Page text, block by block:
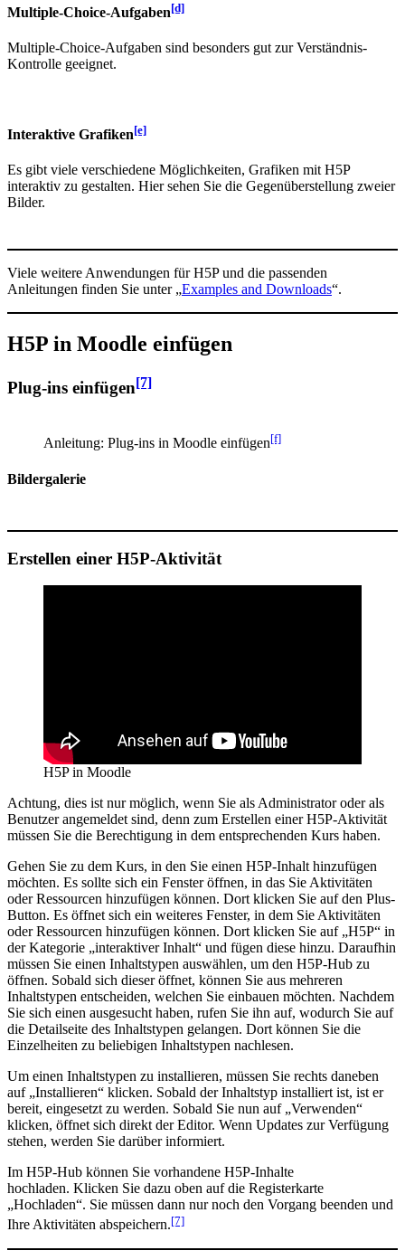
Multiple-Choice-Aufgaben[d]
Multiple-Choice-Aufgaben sind besonders gut zur Verständnis-
Kontrolle geeignet.
Interaktive Grafiken[e]
Es gibt viele verschiedene Möglichkeiten, Grafiken mit H5P
interaktiv zu gestalten. Hier sehen Sie die Gegenüberstellung zweier
Bilder.
Viele weitere Anwendungen für H5P und die passenden
Anleitungen finden Sie unter „Examples and Downloads“.
H5P in Moodle einfügen
Plug-ins einfügen[7]
Anleitung: Plug-ins in Moodle einfügen[f]
Bildergalerie
Erstellen einer H5P-Aktivität
H5P in Moodle
Achtung, dies ist nur möglich, wenn Sie als Administrator oder als
Benutzer angemeldet sind, denn zum Erstellen einer H5P-Aktivität
müssen Sie die Berechtigung in dem entsprechenden Kurs haben.
Gehen Sie zu dem Kurs, in den Sie einen H5P-Inhalt hinzufügen
möchten. Es sollte sich ein Fenster öffnen, in das Sie Aktivitäten
oder Ressourcen hinzufügen können. Dort klicken Sie auf den Plus-
Button. Es öffnet sich ein weiteres Fenster, in dem Sie Aktivitäten
oder Ressourcen hinzufügen können. Dort klicken Sie auf „H5P“ in
der Kategorie „interaktiver Inhalt“ und fügen diese hinzu. Daraufhin
müssen Sie einen Inhaltstypen auswählen, um den H5P-Hub zu
öffnen. Sobald sich dieser öffnet, können Sie aus mehreren
Inhaltstypen entscheiden, welchen Sie einbauen möchten. Nachdem
Sie sich einen ausgesucht haben, rufen Sie ihn auf, wodurch Sie auf
die Detailseite des Inhaltstypen gelangen. Dort können Sie die
Einzelheiten zu beliebigen Inhaltstypen nachlesen.
Um einen Inhaltstypen zu installieren, müssen Sie rechts daneben
auf „Installieren“ klicken. Sobald der Inhaltstyp installiert ist, ist er
bereit, eingesetzt zu werden. Sobald Sie nun auf „Verwenden“
klicken, öffnet sich direkt der Editor. Wenn Updates zur Verfügung
stehen, werden Sie darüber informiert.
Im H5P-Hub können Sie vorhandene H5P-Inhalte
hochladen. Klicken Sie dazu oben auf die Registerkarte
„Hochladen“. Sie müssen dann nur noch den Vorgang beenden und
Ihre Aktivitäten abspeichern.[7]